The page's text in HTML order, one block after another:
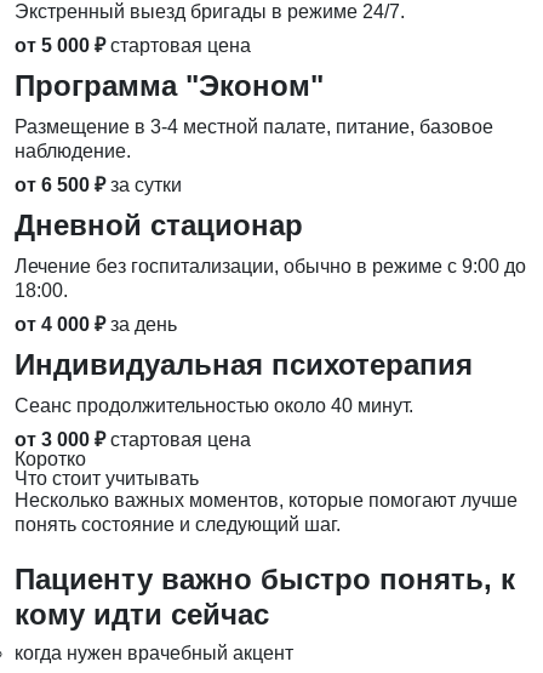
Экстренный выезд бригады в режиме 24/7.
от 5 000 ₽ стартовая цена
Программа "Эконом"
Размещение в 3-4 местной палате, питание, базовое
наблюдение.
от 6 500 ₽ за сутки
Дневной стационар
Лечение без госпитализации, обычно в режиме с 9:00 до
18:00.
от 4 000 ₽ за день
Индивидуальная психотерапия
Сеанс продолжительностью около 40 минут.
от 3 000 ₽ стартовая цена
Коротко
Что стоит учитывать
Несколько важных моментов, которые помогают лучше
понять состояние и следующий шаг.
Пациенту важно быстро понять, к
кому идти сейчас
когда нужен врачебный акцент